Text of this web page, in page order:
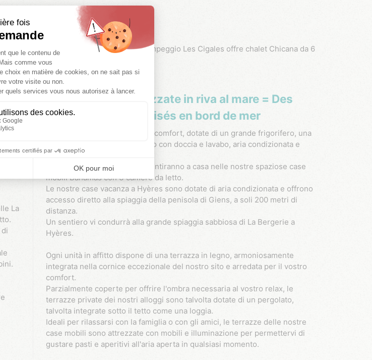
La
mobilità ridotta. Tuttavia, il campeggio Les Cigales offre chalet Chicana da 6
persone a norma PRM.
Case mobili climatizzate in riva al mare = Des
mobil homes climatisés en bord de mer
macchina per il caffè, un bagno con doccia e lavabo, aria condizionata e
televisione.
Le famiglie più numerose si sentiranno a casa nelle nostre spaziose case
mobili Bahamas con 3 camere da letto.
Le nostre case vacanza a Hyères sono dotate di aria condizionata e offrono
accesso diretto alla spiaggia della penisola di Giens, a soli 200 metri di
distanza.
Un sentiero vi condurrà alla grande spiaggia sabbiosa di La Bergerie a
Hyères.
Ogni unità in affitto dispone di una terrazza in legno, armoniosamente
integrata nella cornice eccezionale del nostro sito e arredata per il vostro
comfort.
Parzialmente coperte per offrire l'ombra necessaria al vostro relax, le
terrazze private dei nostri alloggi sono talvolta dotate di un pergolato,
talvolta integrate sotto il tetto come una loggia.
Ideali per rilassarsi con la famiglia o con gli amici, le terrazze delle nostre
case mobili sono attrezzate con mobili e illuminazione per permettervi di
gustare pasti e aperitivi all'aria aperta in qualsiasi momento.